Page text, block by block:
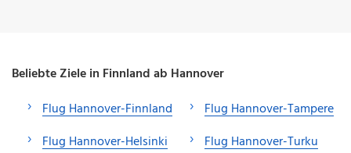
Beliebte Ziele in Finnland ab Hannover
Flug Hannover-Finnland
Flug Hannover-Helsinki
Flug Hannover-Tampere
Flug Hannover-Turku